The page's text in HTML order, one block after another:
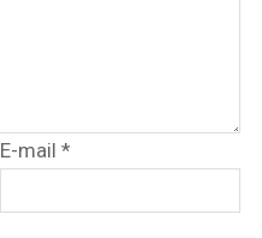
E-mail*